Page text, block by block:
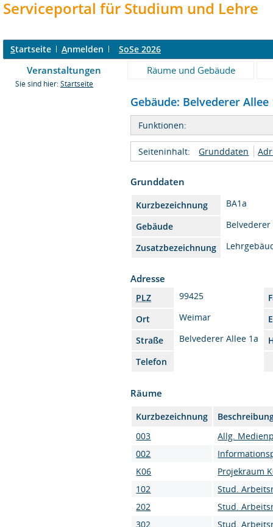
Serviceportal für Studium und Lehre
Startseite Anmelden SoSe 2026
Veranstaltungen Räume und Gebäude
Sie sind hier: Startseite
Gebäude: Belvederer
Funktionen:
Seiteninhalt: Grunddaten
Grunddaten
Kurzbezeichnung
BA1a
Gebäude
Belvederer
Zusatzbezeichnung
Adresse
PLZ 99425
Ort
Weimar
Straße
Belvederer Allee 1a
Telefon
Räume
Kurzbezeichnung
003
Allg.
002
K06
Projekraum
102
Stud.
202
Stud.
302
Stud.